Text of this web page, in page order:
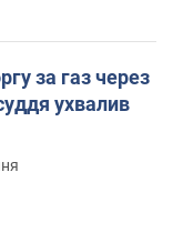
за газ через
ухвалив